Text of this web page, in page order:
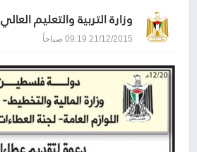
وزارة التربية والتعليم العالي
21/12/2015 09:19 صباحاً